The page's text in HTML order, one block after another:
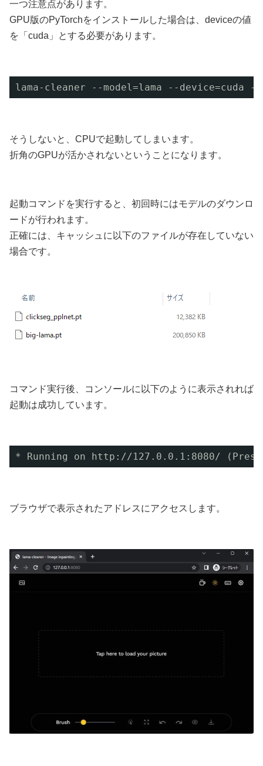
一つ注意点があります。
GPU版のPyTorchをインストールした場合は、deviceの値
を「cuda」とする必要があります。
lama-cleaner --model=lama --device=cuda --
そうしないと、CPUで起動してしまいます。
折角のGPUが活かされないということになります。
起動コマンドを実行すると、初回時にはモデルのダウンロ
ードが行われます。
正確には、キャッシュに以下のファイルが存在していない
場合です。
コマンド実行後、コンソールに以下のように表示されれば
起動は成功しています。
* Running on http: //127 .0.0.1:8080/
ブラウザで表示されたアドレスにアクセスします。